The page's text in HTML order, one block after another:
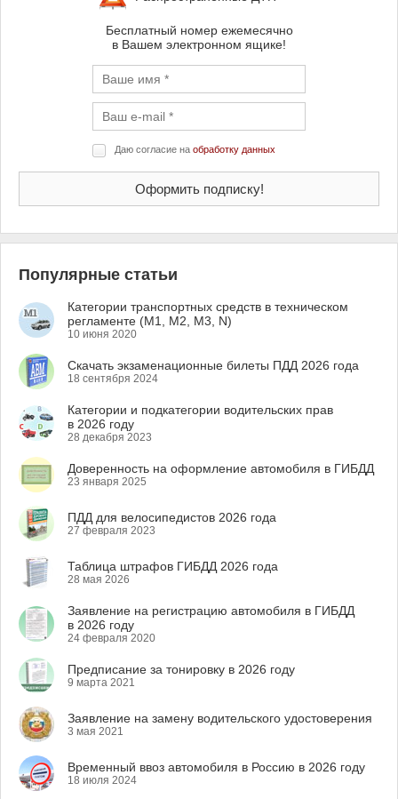
Бесплатный номер ежемесячно
в Вашем электронном ящике!
Даю согласие на обработку данных
Популярные статьи
Категории транспортных средств в техническом
регламенте (M1, M2, M3, N)
10 июня 2020
Скачать экзаменационные билеты ПДД 2026 года
18 сентября 2024
Категории и подкатегории водительских прав
в 2026 году
28 декабря 2023
Доверенность на оформление автомобиля в ГИБДД
23 января 2025
ПДД для велосипедистов 2026 года
27 февраля 2023
Таблица штрафов ГИБДД 2026 года
28 мая 2026
Заявление на регистрацию автомобиля в ГИБДД
в 2026 году
24 февраля 2020
Предписание за тонировку в 2026 году
9 марта 2021
Заявление на замену водительского удостоверения
3 мая 2021
Временный ввоз автомобиля в Россию в 2026 году
18 июля 2024